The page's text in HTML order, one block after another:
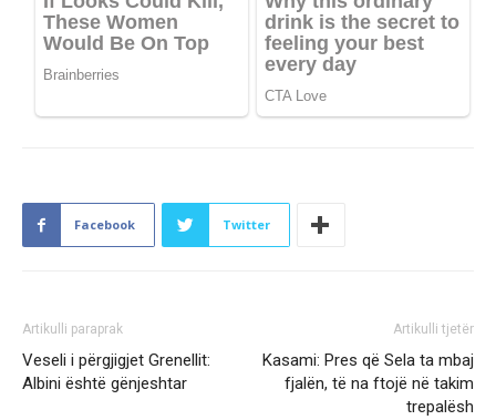
Facebook Twitter
Artikulli paraprak
Veseli i përgjigjet Grenellit:
Albini është gënjeshtar
Artikulli tjetër
Kasami: Pres që Sela ta mbaj
fjalën, të na ftojë në takim
trepalësh